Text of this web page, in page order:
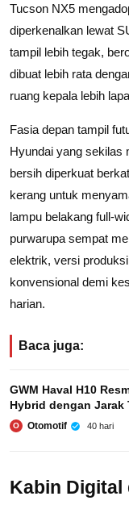
Tucson NX5
diperkenalkan lewat
tampil lebih tegak,
dibuat lebih rata
ruang kepala lebih
Fasia depan tampil
Hyundai yang sekilas
bersih diperkuat
kerang untuk
lampu belakang full-
purwarupa sempat
elektrik, versi
konvensional demi
harian.
Baca juga:
GWM Haval H10
Hybrid dengan Jarak
O Otomotif 40 hari
Kabin Digital